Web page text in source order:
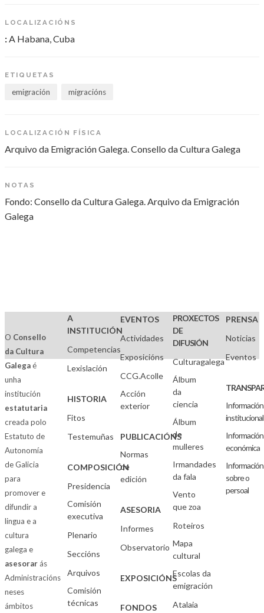
LOCALIZACIÓNS
:A Habana, Cuba
ETIQUETAS
emigración migracións
LOCALIZACIÓN FÍSICA
Arquivo da Emigración Galega. Consello da Cultura Galega
NOTAS
Fondo: Consello da Cultura Galega. Arquivo da Emigración
Galega
O Consello
da Cultura
Galegaé
unha
institución
estatutaria
creada polo
Estatuto de
Autonomía
de Galicia
para
promover e
difundir a
lingua e a
cultura
galega e
asesorarás
Administracións
neses
ámbitos
A
INSTITUCIÓN
Competencias
Lexislación
HISTORIA
Fitos
Testemuñas
COMPOSICIÓN
Presidencia
Comisión
executiva
Plenario
Seccións
Arquivos
Comisión
técnicas
EVENTOS
Actividades
Exposicións
CCG.Acolle
Acción
exterior
PUBLICACIÓNS
Normas
de
edición
ASESORIA
Informes
Observatorio
EXPOSICIÓNS
FONDOS
PROXECTOS
DE
DIFUSIÓN
Culturagalega
Álbum
da
ciencia
Álbum
de
mulleres
Irmandades
da fala
Vento
que zoa
Roteiros
Mapa
cultural
Escolas da
emigración
Atalaia
PRENSA
Noticias
Eventos
Información
institucional
Información
económica
Información
sobre o
persoal